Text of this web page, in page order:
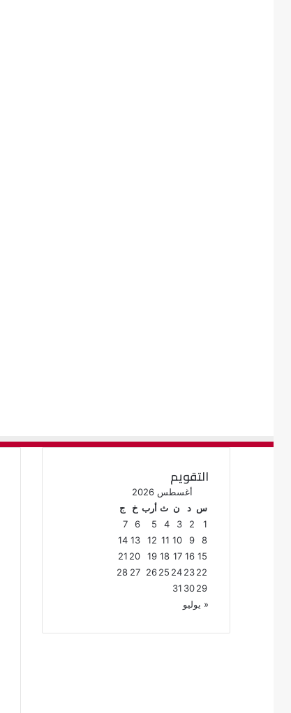
التقويم
أغسطس 2026
س د ن ث أرب خ
ج
1
2
3
4
5
6
7
8
9
10
11
12
13
14
15
16
17
18
19
20
21
22
23
24
25
26
27
28
29
30
31
« يوليو